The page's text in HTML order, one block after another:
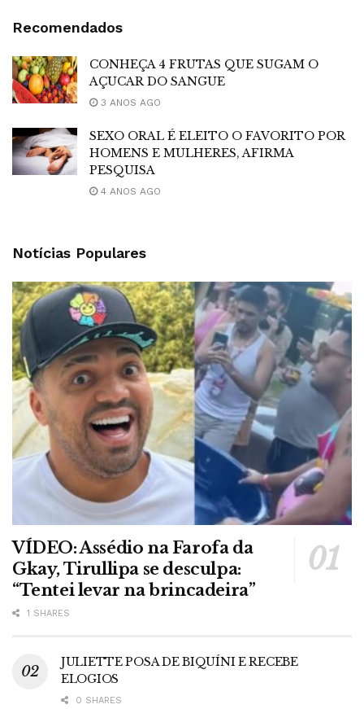
Recomendados
CONHEÇA 4 FRUTAS QUE SUGAM O
AÇUCAR DO SANGUE
3 ANOS AGO
SEXO ORAL É ELEITO O FAVORITO POR
HOMENS E MULHERES, AFIRMA
PESQUISA
4 ANOS AGO
Notícias Populares
VÍDEO: Assédio na Farofa da
Gkay, Tirullipa se desculpa:
“Tentei levar na brincadeira”
1 SHARES
JULIETTE POSA DE BIQUÍNI E RECEBE
ELOGIOS
0 SHARES